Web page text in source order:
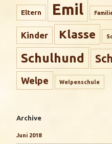
Eltern Emil
Kinder Klasse
Schulhund
Welpe Welpenschule
Archive
Juni 2018